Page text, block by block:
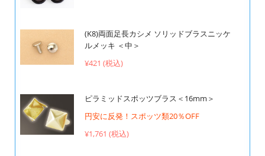
(K8)両面足長カシメ ソリッドブラスニッケ
ルメッキ ＜中＞
¥421 (税込)
ピラミッドスポッツブラス＜16mm＞
円安に反発！スポッツ類20％OFF
¥1,761 (税込)